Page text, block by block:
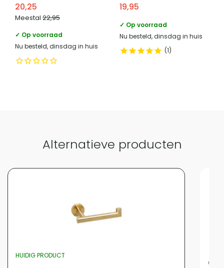
20,25
Meestal 22,95
✓ Op voorraad
Nu besteld, dinsdag in huis
19,95
✓ Op voorraad
Nu besteld, dinsdag in huis
1
Alternatieve producten
HUIDIG PRODUCT